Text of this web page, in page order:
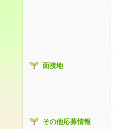
面接地
その他応募情報